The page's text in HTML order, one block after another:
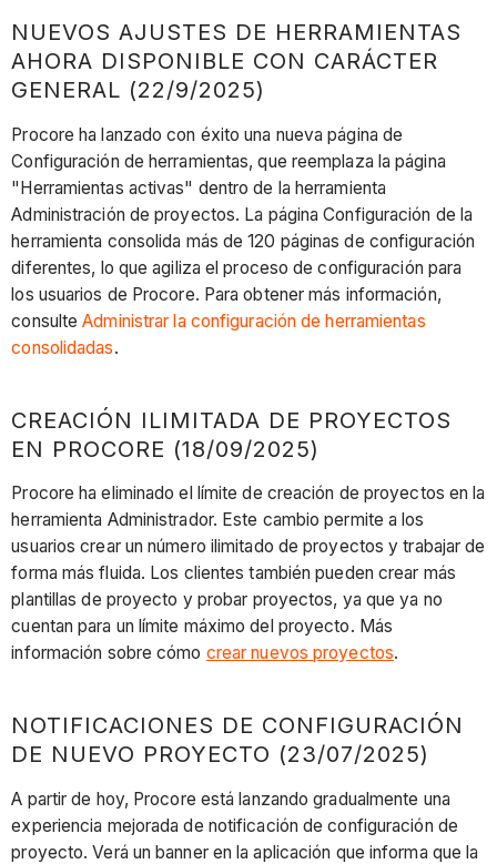
NUEVOS AJUSTES DE HERRAMIENTAS
AHORA DISPONIBLE CON CARÁCTER
GENERAL (22/9/2025)
Procore ha lanzado con éxito una nueva página de
Configuración de herramientas, que reemplaza la página
"Herramientas activas" dentro de la herramienta
Administración de proyectos. La página Configuración de la
herramienta consolida más de 120 páginas de configuración
diferentes, lo que agiliza el proceso de configuración para
los usuarios de Procore. Para obtener más información,
consulteAdministrar la configuración de herramientas
consolidadas.
CREACIÓN ILIMITADA DE PROYECTOS
EN PROCORE (18/09/2025)
Procore ha eliminado el límite de creación de proyectos en la
herramienta Administrador. Este cambio permite a los
usuarios crear un número ilimitado de proyectos y trabajar de
forma más fluida. Los clientes también pueden crear más
plantillas de proyecto y probar proyectos, ya que ya no
cuentan para un límite máximo del proyecto. Más
información sobre cómo crear nuevos proyectos.
NOTIFICACIONES DE CONFIGURACIÓN
DE NUEVO PROYECTO (23/07/2025)
A partir de hoy, Procore está lanzando gradualmente una
experiencia mejorada de notificación de configuración de
proyecto. Verá un banner en la aplicación que informa que la